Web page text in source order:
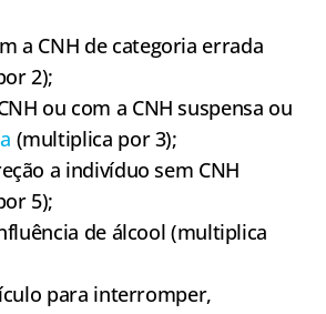
a CNH de categoria errada
2);
ou com a CNH suspensa ou
(multiplica por 3);
a indivíduo sem CNH
5);
de álcool (multiplica
para interromper,